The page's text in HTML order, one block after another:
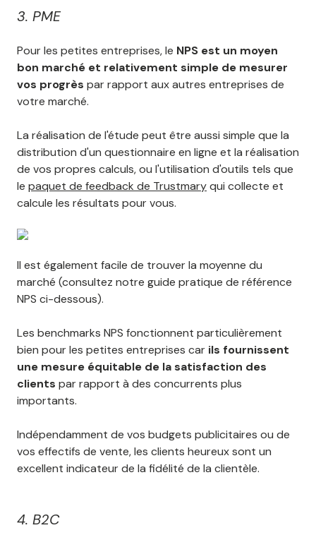
3. PME
Pour les petites entreprises, le NPS est un moyen
bon marché et relativement simple de mesurer
vos progrès par rapport aux autres entreprises de
votre marché.
La réalisation de l'étude peut être aussi simple que la
distribution d'un questionnaire en ligne et la réalisation
de vos propres calculs, ou l'utilisation d'outils tels que
le paquet de feedback de Trustmaryqui collecte et
calcule les résultats pour vous.
Il est également facile de trouver la moyenne du
marché (consultez notre guide pratique de référence
NPS ci-dessous).
Les benchmarks NPS fonctionnent particulièrement
bien pour les petites entreprises car ils fournissent
une mesure équitable de la satisfaction des
clients par rapport à des concurrents plus
importants.
Indépendamment de vos budgets publicitaires ou de
vos effectifs de vente, les clients heureux sont un
excellent indicateur de la fidélité de la clientèle.
4. B2C